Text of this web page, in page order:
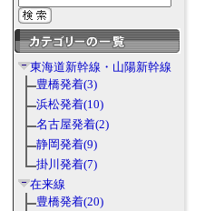
東海道新幹線・山陽新幹線
豊橋発着(3)
浜松発着(10)
名古屋発着(2)
静岡発着(9)
掛川発着(7)
在来線
豊橋発着(20)